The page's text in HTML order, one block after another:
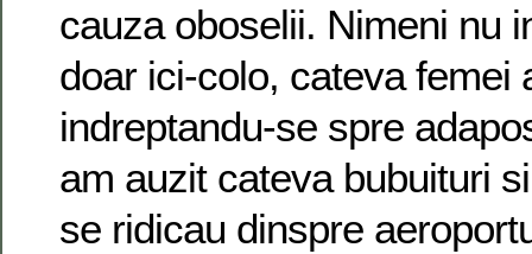
cauza oboselii. Nimeni nu
doar ici-colo, cateva femei
indreptandu-se spre
am auzit cateva bubuituri
se ridicau dinspre